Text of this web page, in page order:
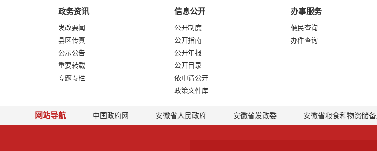
政务资讯
发改要闻
县区传真
公示公告
重要转载
专题专栏
信息公开
公开制度
公开指南
公开年报
公开目录
依申请公开
政策文件库
办事服务
便民查询
办件查询
网站导航 中国政府网 安徽省人民政府 安徽省发改委 安徽省粮食和物资储备